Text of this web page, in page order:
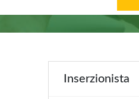
Inserzionista